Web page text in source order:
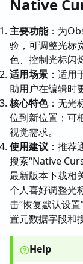
Native
主要功能：为
验，可调整光标
色、控制光标闪
适用场景 ：适
助用户在编辑时
核心特色：无光
位到新位置；可
视觉需求。
使用建议 ：推荐
搜索“Native
最新版本下载相
个人喜好调整光
击“恢复默认设
置元数据字段和
Help